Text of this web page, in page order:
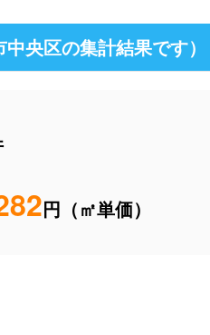
央区の集計結果です）
円（㎡単価）